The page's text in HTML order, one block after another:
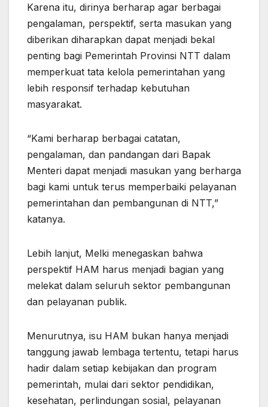
Karena itu, dirinya berharap agar berbagai
pengalaman, perspektif, serta masukan yang
diberikan diharapkan dapat menjadi bekal
penting bagi Pemerintah Provinsi NTT dalam
memperkuat tata kelola pemerintahan yang
lebih responsif terhadap kebutuhan
masyarakat.
“Kami berharap berbagai catatan,
pengalaman, dan pandangan dari Bapak
Menteri dapat menjadi masukan yang berharga
bagi kami untuk terus memperbaiki pelayanan
pemerintahan dan pembangunan di NTT,”
katanya.
Lebih lanjut, Melki menegaskan bahwa
perspektif HAM harus menjadi bagian yang
melekat dalam seluruh sektor pembangunan
dan pelayanan publik.
Menurutnya, isu HAM bukan hanya menjadi
tanggung jawab lembaga tertentu, tetapi harus
hadir dalam setiap kebijakan dan program
pemerintah, mulai dari sektor pendidikan,
kesehatan, perlindungan sosial, pelayanan